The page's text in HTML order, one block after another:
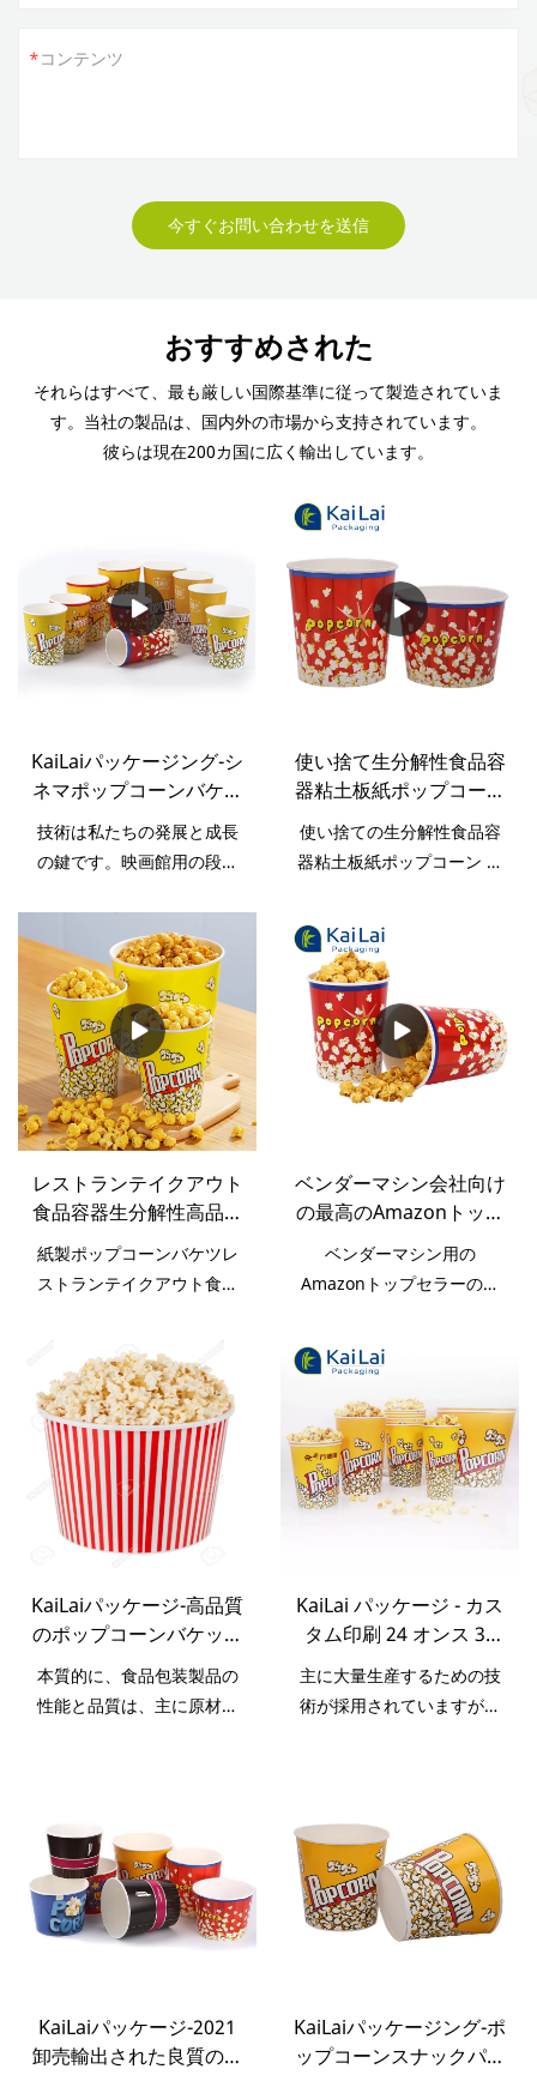
コンテンツ
今すぐお問い合わせを送信
おすすめされた
それらはすべて、最も厳しい国際基準に従って製造されていま
す。当社の製品は、国内外の市場から支持されています。
彼らは現在200カ国に広く輸出しています。
KaiLaiパッケージング-シ
ネマポップコーンバケッ
ト用の段ボールポップコ
ーンカップスナックファ
ーストフードボックス紙
技術は私たちの発展と成長
の鍵です。映画館用の段ボ
ックス紙バケツの利点が発
見されたため、その適用範
囲も大幅に拡大しました。
紙コップの分野では、それ
は非常に価値があります。
使い捨て生分解性食品容
器粘土板紙ポップコーン
カップ サプライヤー -
KaiLai Packaging
使い捨ての生分解性食品容
器粘土板紙ポップコーン カ
回っている同様の製品と比
較して、性能、品質、外観
などの点で比類のない優れ
た利点があり、市場で高い
評価を得ています.KaiLai
Packagingは過去の欠陥を
まとめていますし、継続的
ップコーン カップ サプライ
ヤーの仕様は、ニーズに応
じてカスタマイズできま
す。
レストランテイクアウト
食品容器生分解性高品質
紙ポップコーンバケツ
紙製ポップコーンバケツレ
ストランテイクアウト食品
ベンダーマシン会社向け
の最高のAmazonトップ
セラー使い捨てポップコ
ーン大きな紙コップ -
KaiLai Packaging
ベンダーマシン用の
Amazonトップセラーの使
紙コップ は、市場に出回っ
ている同様の製品と比較し
て、パフォーマンス、品
質、外観などの点で比類の
ない優れた利点があり、市
場で高い評価を得ていま
す.KaiLai Packagingは欠陥
います。ベンダーマシン用
のAmazonトップセラーの
使い捨てポップコーンビッ
グペーパーカップの仕様
KaiLaiパッケージ-高品質
のポップコーンバケット
のカスタム印刷された
24〜170オンスの使い捨
てリサイクル可能なポッ
本質的に、食品包装製品の
性能と品質は、主に原材料
試験を重ねてきました。こ
のようにして、製品の品質
はソースから保証されま
す。現在、この製品は優れ
た特性とその他の特性を備
KaiLai パッケージ - カス
タム印刷 24 オンス 32
オンス 46 オンス 64 オ
ンス 85 オンス 130 オン
ス 170 オンス フル オン
主に大量生産するための技
術が採用されていますが、
ています。
KaiLaiパッケージ-2021
卸売輸出された良質のフ
KaiLaiパッケージング-ポ
ップコーンスナックパッ